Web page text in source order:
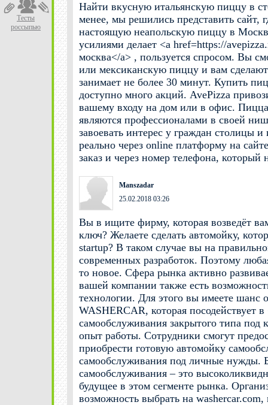
Тесты
россыпью
Найти вкусную итальянскую пиццу в
менее, мы решились представить сайт,
настоящую неапольскую пиццу в
усилиями делает <a href=https://
москва</a> , пользуется спросом. Вы
или мексиканскую пиццу и вам
занимает не более 30 минут. Купить
доступно много акций. AvePizza
вашему входу на дом или в офис.
являются профессионалами в своей
завоевать интерес у граждан столицы
реально через online платформу на
заказ и через номер телефона, который
Manszadar
25.02.2018 03:26
Вы в ищите фирму, которая возведёт
ключ? Желаете сделать автомойку,
startup? В таком случае вы на
современных разработок. Поэтому
то новое. Сфера рынка активно
вашей компании также есть
технологии. Для этого вы имеете шанс
WASHERCAR, которая посодействует
самообслуживания закрытого типа
опыт работы. Сотрудники смогут
приобрести готовую автомойку
самообслуживания под личные нужды.
самообслуживания – это
будущее в этом сегменте рынка.
возможность выбрать на